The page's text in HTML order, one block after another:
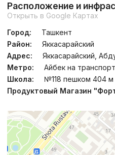
Расположение и
Открыть в Google Картах
Город:
Ташкент
Район:
Яккасарайский
Адрес:
Яккасарайский,
Метро:
Айбек на
Школа:
№118 пешком 404 м
Продуктовый Магазин